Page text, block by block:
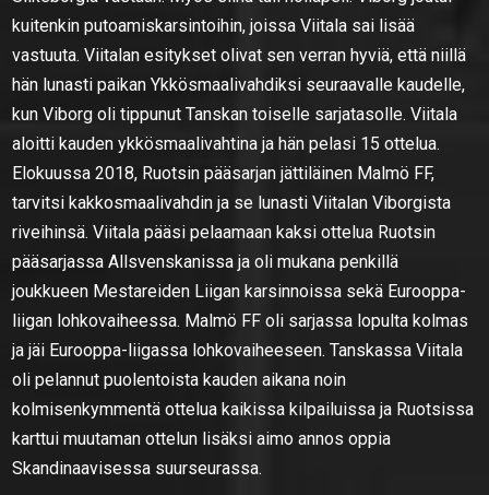
kuitenkin putoamiskarsintoihin, joissa Viitala sai lisää
vastuuta. Viitalan esitykset olivat sen verran hyviä, että niillä
hän lunasti paikan Ykkösmaalivahdiksi seuraavalle kaudelle,
kun Viborg oli tippunut Tanskan toiselle sarjatasolle. Viitala
aloitti kauden ykkösmaalivahtina ja hän pelasi 15 ottelua.
Elokuussa 2018, Ruotsin pääsarjan jättiläinen Malmö FF,
tarvitsi kakkosmaalivahdin ja se lunasti Viitalan Viborgista
riveihinsä. Viitala pääsi pelaamaan kaksi ottelua Ruotsin
pääsarjassa Allsvenskanissa ja oli mukana penkillä
joukkueen Mestareiden Liigan karsinnoissa sekä Eurooppa-
liigan lohkovaiheessa. Malmö FF oli sarjassa lopulta kolmas
ja jäi Eurooppa-liigassa lohkovaiheeseen. Tanskassa Viitala
oli pelannut puolentoista kauden aikana noin
kolmisenkymmentä ottelua kaikissa kilpailuissa ja Ruotsissa
karttui muutaman ottelun lisäksi aimo annos oppia
Skandinaavisessa suurseurassa.